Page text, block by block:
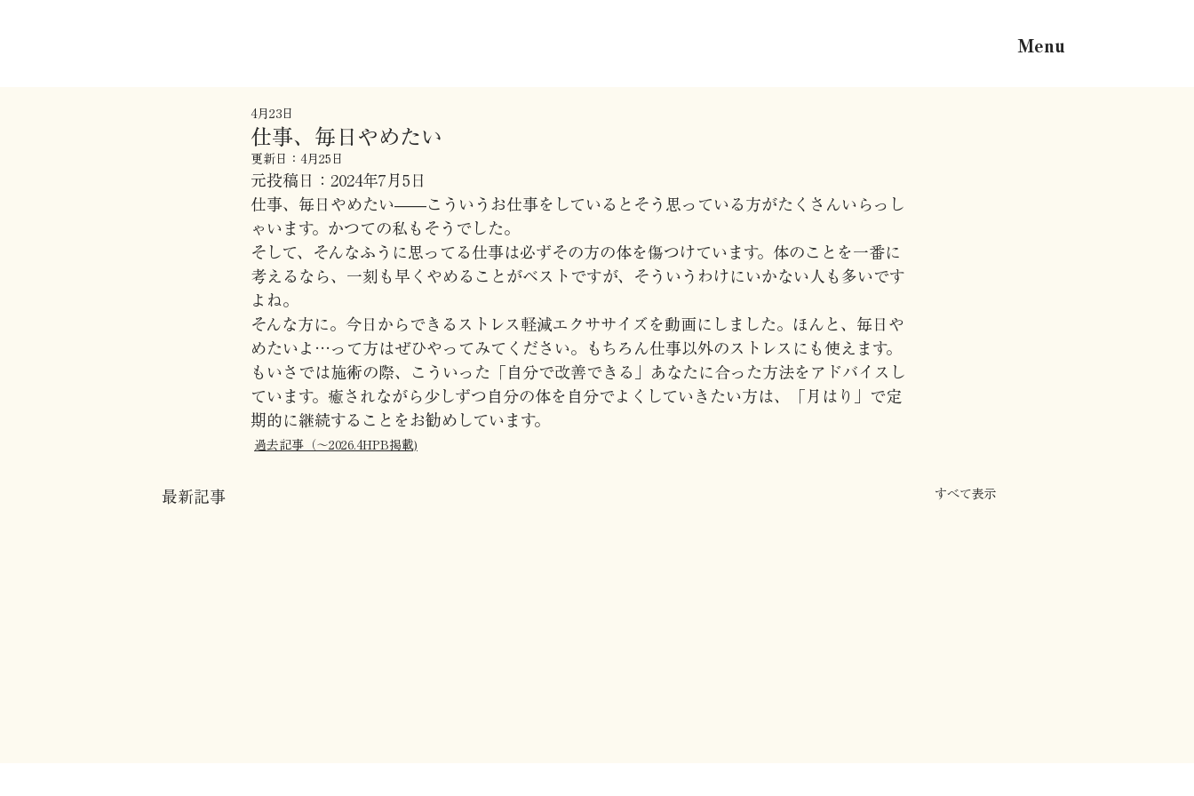
Menu
仕事、毎日やめたい
4月23日
更新日： 4月25日
元投稿日：2024年7月5日
仕事、毎日やめたい——こういうお仕事をしているとそう思っている方がたくさんいらっし
ゃいます。かつての私もそうでした。
そして、そんなふうに思ってる仕事は必ずその方の体を傷つけています。体のことを一番に
考えるなら、一刻も早くやめることがベストですが、そういうわけにいかない人も多いです
よね。
そんな方に。今日からできるストレス軽減エクササイズを動画にしました。ほんと、毎日や
めたいよ…って方はぜひやってみてください。もちろん仕事以外のストレスにも使えます。
もいさでは施術の際、こういった「自分で改善できる」あなたに合った方法をアドバイスし
ています。癒されながら少しずつ自分の体を自分でよくしていきたい方は、「月はり」で定
期的に継続することをお勧めしています。
過去記事（〜2026.4HPB掲載)
最新記事 すべて表示